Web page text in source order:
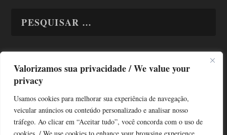
Valorizamos sua privacidade / We value your
privacy
Usamos cookies para melhorar sua experiência de navegação,
veicular anúncios ou conteúdo personalizado e analisar nosso
tráfego. Ao clicar em “Aceitar tudo”, você concorda com o uso de
TODAS OS ASSUNTOS